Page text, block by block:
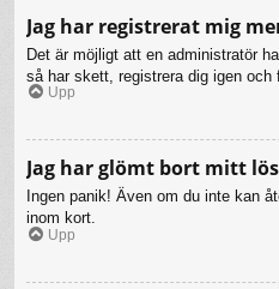
Jag har registrerat mig
Det är möjligt att en administratör
så har skett, registrera dig igen och
Upp
Jag har glömt bort mitt
Ingen panik! Även om du inte kan
inom kort.
Upp